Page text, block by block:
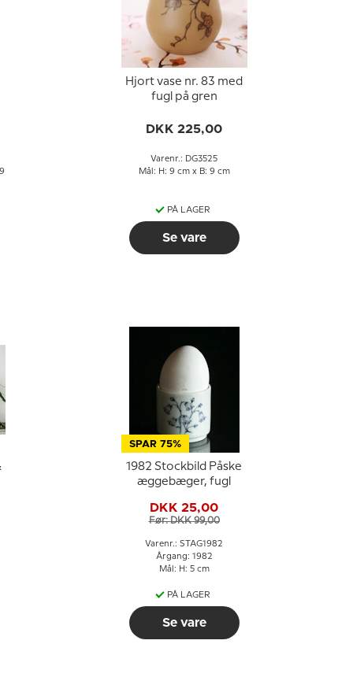
Hjort vase nr. 83 med
fugl på gren
DKK 225,00
Varenr.: DG3525
Mål: H: 9 cm x B: 9 cm
PÅ LAGER
Se vare
SPAR 75%
1982 Stockbild Påske
æggebæger, fugl
DKK 25,00
Før: DKK 99,00
Varenr.: STAG1982
Årgang: 1982
Mål: H: 5 cm
PÅ LAGER
Se vare